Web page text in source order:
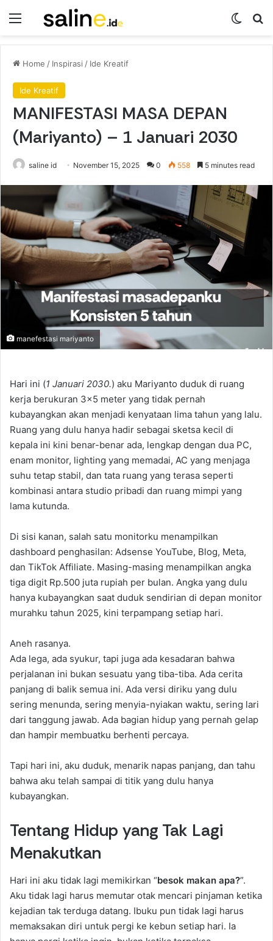
Menu
Home / Inspirasi / Ide Kreatif
Ide Kreatif
MANIFESTASI MASA DEPAN
(Mariyanto) – 1 Januari 2030
saline id November 15, 2025 0 558 5 minutes read
manefestasi mariyanto
Hari ini (1 Januari 2030.) aku Mariyanto duduk di ruang
kerja berukuran 3×5 meter yang tidak pernah
kubayangkan akan menjadi kenyataan lima tahun yang lalu.
Ruang yang dulu hanya hadir sebagai sketsa kecil di
kepala ini kini benar-benar ada, lengkap dengan dua PC,
enam monitor, lighting yang memadai, AC yang menjaga
suhu tetap stabil, dan tata ruang yang terasa seperti
kombinasi antara studio pribadi dan ruang mimpi yang
lama kutunda.
Di sisi kanan, salah satu monitorku menampilkan
dashboard penghasilan: Adsense YouTube, Blog, Meta,
dan TikTok Affiliate. Masing-masing menampilkan angka
tiga digit Rp.500 juta rupiah per bulan. Angka yang dulu
hanya kubayangkan saat duduk sendirian di depan monitor
murahku tahun 2025, kini terpampang setiap hari.
Aneh rasanya.
Ada lega, ada syukur, tapi juga ada kesadaran bahwa
perjalanan ini bukan sesuatu yang tiba-tiba. Ada cerita
panjang di balik semua ini. Ada versi diriku yang dulu
sering menunda, sering menyia-nyiakan waktu, sering lari
dari tanggung jawab. Ada bagian hidup yang pernah gelap
dan hampir membuatku berhenti percaya.
Tapi hari ini, aku duduk, menarik napas panjang, dan tahu
bahwa aku telah sampai di titik yang dulu hanya
kubayangkan.
Tentang Hidup yang Tak Lagi
Menakutkan
Hari ini aku tidak lagi memikirkan “besok makan apa?”.
Aku tidak lagi harus memutar otak mencari pinjaman ketika
kejadian tak terduga datang. Ibuku pun tidak lagi harus
memaksakan diri untuk pergi ke kebun setiap hari. Ia